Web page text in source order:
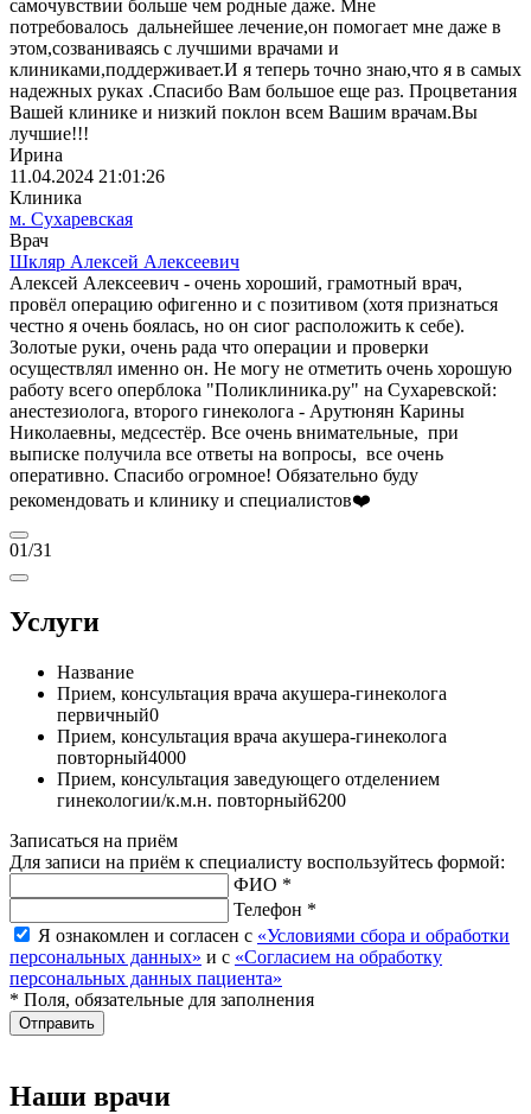
самочувствии больше чем родные даже. Мне
потребовалось дальнейшее лечение,он помогает мне даже в
этом,созваниваясь с лучшими врачами и
клиниками,поддерживает.И я теперь точно знаю,что я в самых
надежных руках .Спасибо Вам большое еще раз. Процветания
Вашей клинике и низкий поклон всем Вашим врачам.Вы
лучшие!!!
Ирина
11.04.2024 21:01:26
Клиника
м. Сухаревская
Врач
Шкляр Алексей Алексеевич
Алексей Алексеевич - очень хороший, грамотный врач,
провёл операцию офигенно и с позитивом (хотя признаться
честно я очень боялась, но он сиог расположить к себе).
Золотые руки, очень рада что операции и проверки
осуществлял именно он. Не могу не отметить очень хорошую
работу всего оперблока "Поликлиника.ру" на Сухаревской:
анестезиолога, второго гинеколога - Арутюнян Карины
Николаевны, медсестёр. Все очень внимательные, при
выписке получила все ответы на вопросы, все очень
оперативно. Спасибо огромное! Обязательно буду
рекомендовать и клинику и специалистов❤️
01/31
Услуги
Название
Прием, консультация врача акушера-гинеколога
первичный0
Прием, консультация врача акушера-гинеколога
повторный4000
Прием, консультация заведующего отделением
гинекологии/к.м.н. повторный6200
Записаться на приём
Для записи на приём к специалисту воспользуйтесь формой:
ФИО *
Телефон *
Я ознакомлен и согласен с «Условиями сбора и обработки
персональных данных» и с «Согласием на обработку
персональных данных пациента»
* Поля, обязательные для заполнения
Отправить
Наши врачи